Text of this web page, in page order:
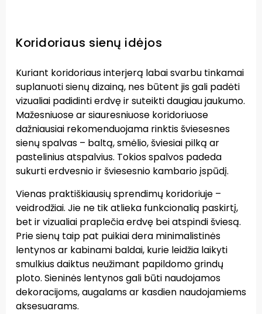
Koridoriaus sienų idėjos
Kuriant koridoriaus interjerą labai svarbu tinkamai
suplanuoti sienų dizainą, nes būtent jis gali padėti
vizualiai padidinti erdvę ir suteikti daugiau jaukumo.
Mažesniuose ar siauresniuose koridoriuose
dažniausiai rekomenduojama rinktis šviesesnes
sienų spalvas – baltą, smėlio, šviesiai pilką ar
pastelinius atspalvius. Tokios spalvos padeda
sukurti erdvesnio ir šviesesnio kambario įspūdį.
Vienas praktiškiausių sprendimų koridoriuje –
veidrodžiai. Jie ne tik atlieka funkcionalią paskirtį,
bet ir vizualiai praplečia erdvę bei atspindi šviesą.
Prie sienų taip pat puikiai dera minimalistinės
lentynos ar kabinami baldai, kurie leidžia laikyti
smulkius daiktus neužimant papildomo grindų
ploto. Sieninės lentynos gali būti naudojamos
dekoracijoms, augalams ar kasdien naudojamiems
aksesuarams.